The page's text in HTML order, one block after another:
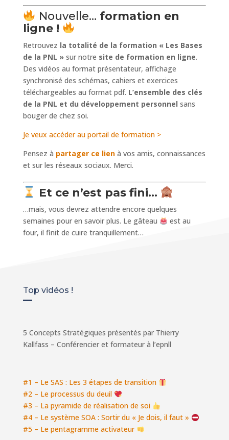
Nouvelle… formation en
ligne !
Retrouvez la totalité de la formation « Les Bases
de la PNL »sur notre site de formation en ligne.
Des vidéos au format présentateur, affichage
synchronisé des schémas, cahiers et exercices
téléchargeables au format pdf. L’ensemble des clés
de la PNL et du développement personnel sans
bouger de chez soi.
Je veux accéder au portail de formation >
Pensez à partager ce lienà vos amis, connaissances
et sur les réseaux sociaux. Merci.
️ Et ce n’est pas fini…
…mais, vous devrez attendre encore quelques
semaines pour en savoir plus. Le gâteau
est au
four, il finit de cuire tranquillement… ​​​​​​​
Top vidéos !
5 Concepts Stratégiques présentés par Thierry
Kallfass – Conférencier et formateur à l’epnll
#1 – Le SAS : Les 3 étapes de transition
#2 – Le processus du deuil
#3 – La pyramide de réalisation de soi
#4 – Le système SOA : Sortir du « Je dois, il faut »
#5 – Le pentagramme activateur